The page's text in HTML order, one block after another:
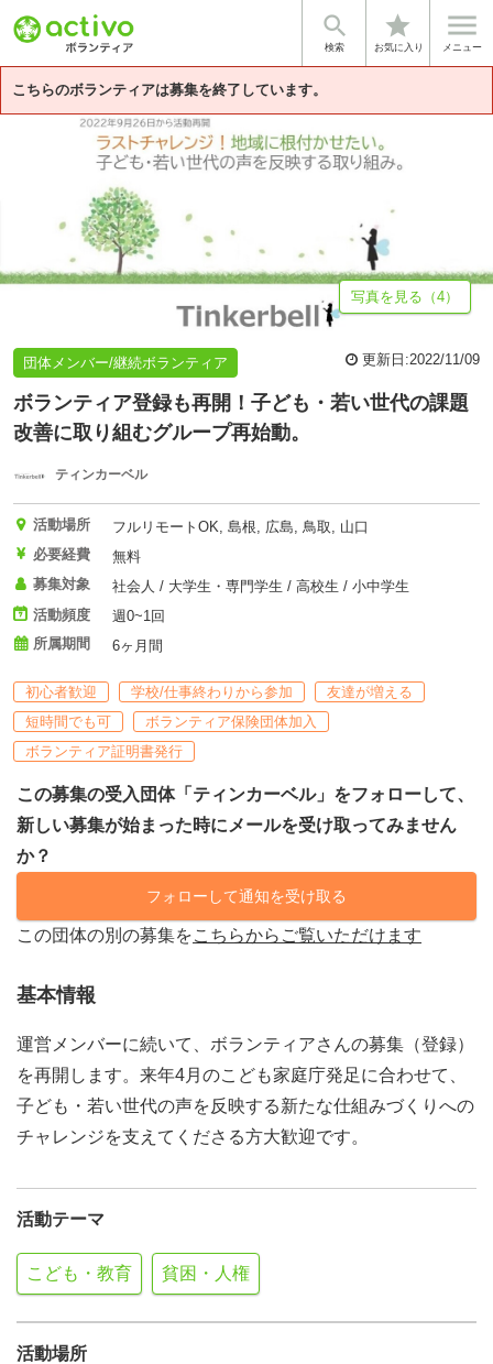

検索
star
お気に入り

メニュー
こちらのボランティアは募集を終了しています。
基本情報 募集詳細 主な活動スケジュール（2022年1...
写真を見る（4）
団体メンバー/継続ボランティア 更新日:2022/11/09
ボランティア登録も再開！子ども・若い世代の課題
改善に取り組むグループ再始動。
ティンカーベル
活動場所
フルリモートOK, 島根, 広島, 鳥取, 山口
必要経費
無料
募集対象
社会人 / 大学生・専門学生 / 高校生 / 小中学生
活動頻度
週0~1回
所属期間
6ヶ月間
初心者歓迎 学校/仕事終わりから参加
友達が増える
短時間でも可
ボランティア保険団体加入
ボランティア証明書発行
この募集の受入団体「ティンカーベル」をフォローして、
新しい募集が始まった時にメールを受け取ってみません
か？
フォローして通知を受け取る
この団体の別の募集をこちらからご覧いただけます
基本情報
運営メンバーに続いて、ボランティアさんの募集（登録）
を再開します。来年4月のこども家庭庁発足に合わせて、
子ども・若い世代の声を反映する新たな仕組みづくりへの
チャレンジを支えてくださる方大歓迎です。
活動テーマ
こども・教育 貧困・人権
活動場所